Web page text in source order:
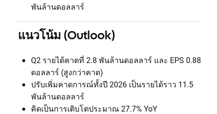
พันล้านดอลลาร์
แนวโน้ม (Outlook)
Q2 รายได้คาดที่ 2.8 พันล้านดอลลาร์ และ EPS 0.88
ดอลลาร์ (สูงกว่าคาด)
ปรับเพิ่มคาดการณ์ทั้งปี 2026 เป็นรายได้ราว 11.5
พันล้านดอลลาร์
คิดเป็นการเติบโตประมาณ 27.7% YoY